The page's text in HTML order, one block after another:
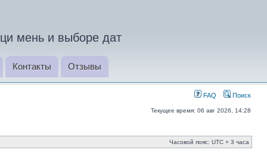
мень и выборе дат
Контакты Отзывы
FAQ Поиск
Текущее время: 06 авг 2026, 14:28
Часовой пояс: UTC + 3 часа